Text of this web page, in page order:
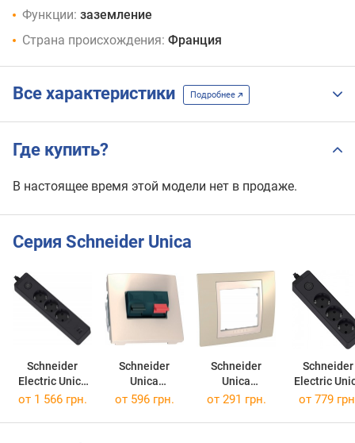
Функции: заземление
Страна происхождения: Франция
Все характеристики Подробнее
Где купить?
В настоящее время этой модели нет в продаже.
Серия Schneider Unica
Schneider
Electric Unica
ST943U3
Schneider
Unica
MGU3.486.25
Schneider
Unica
MGU6.002.567
Schneider
Electric
ST9431
от 1 566 грн. от 596 грн. от 291 грн. от 779